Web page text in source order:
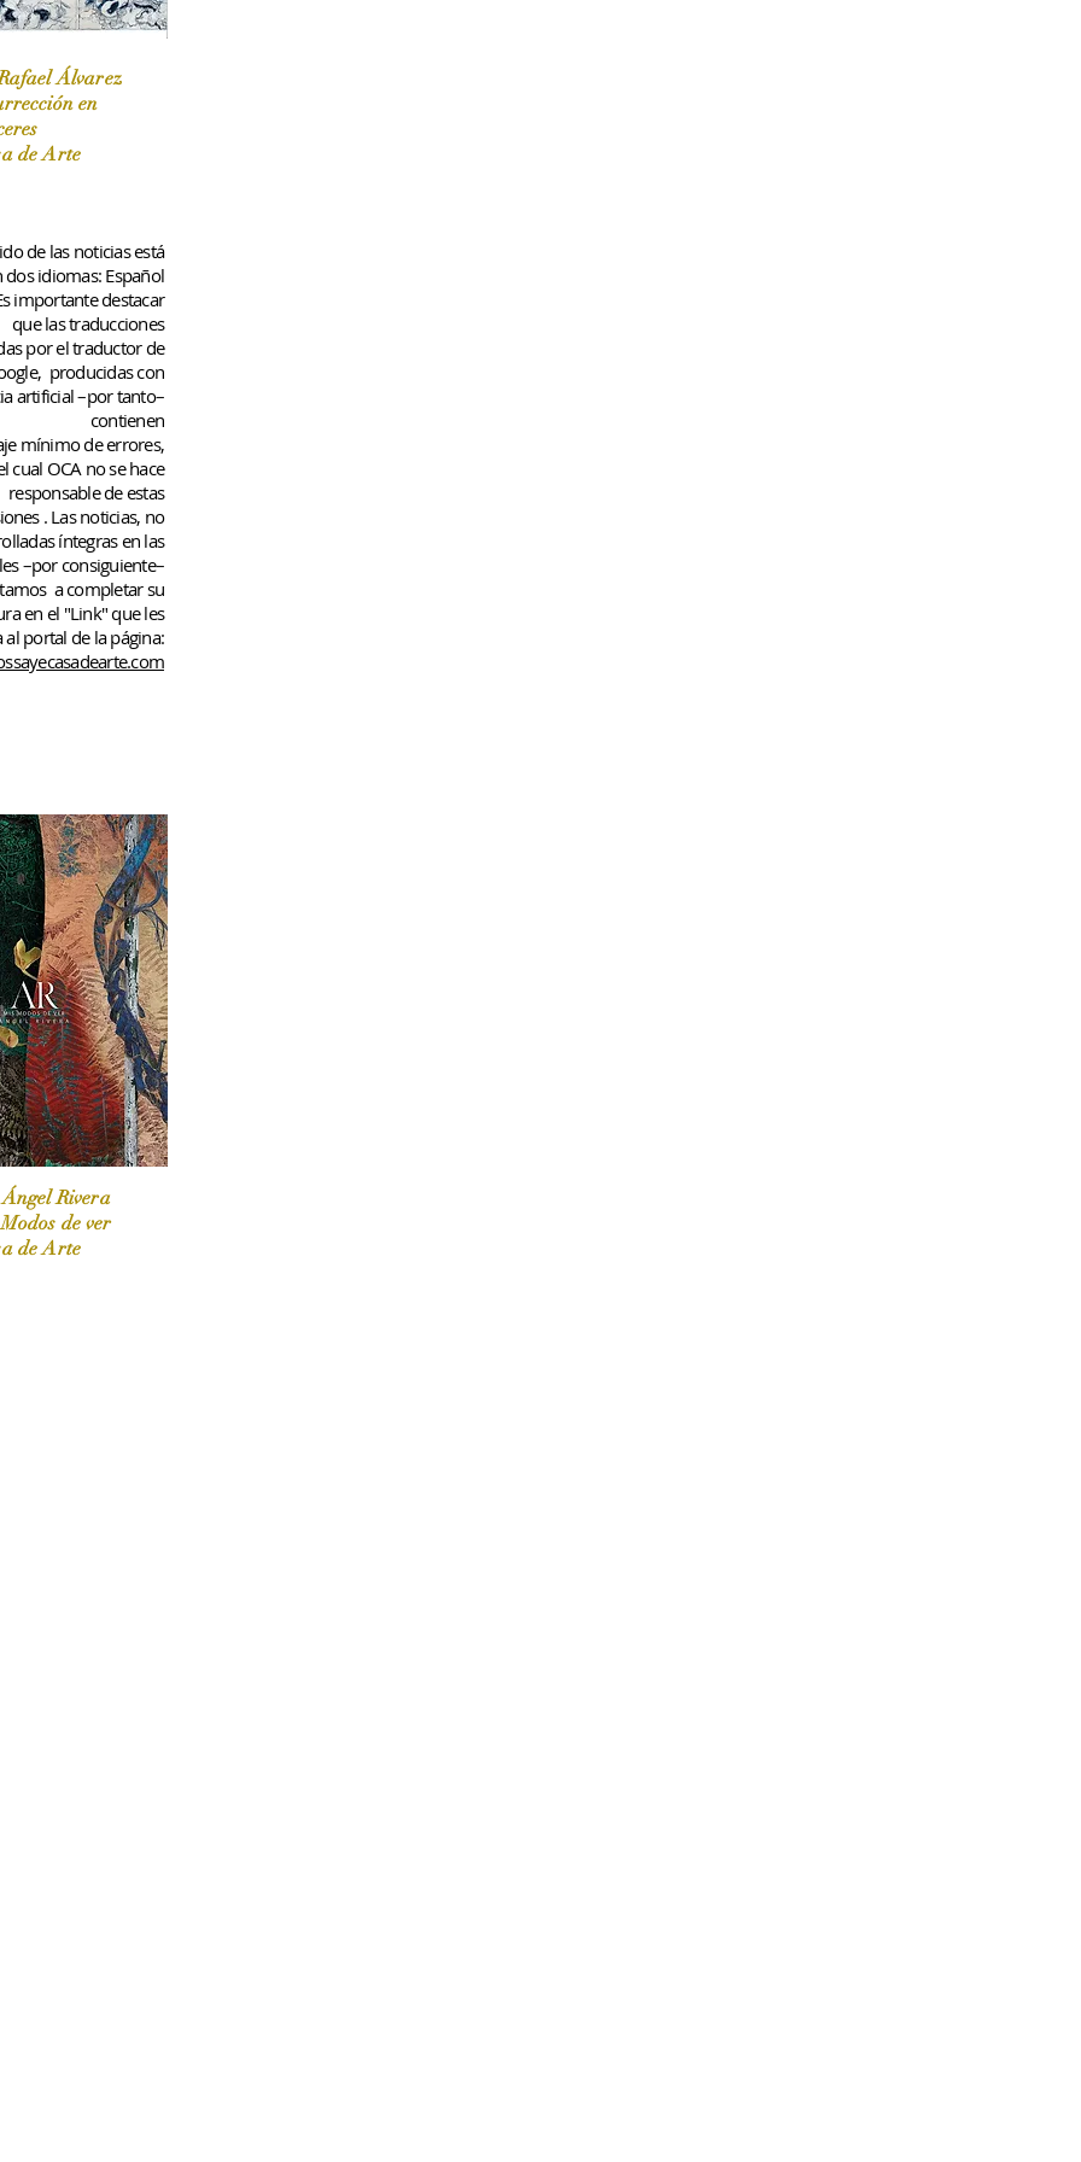
Rivera
de ver
de Arte
de las noticias está
dos idiomas: Español
importante destacar
que las traducciones
por el traductor de
producidas con
artificial –por tanto–
contienen
mínimode errores,
cual OCA no se hace
responsable de estas
. Las noticias, no
íntegras en las
–por consiguiente–
a completar su
en el "Link" que les
portal de la página:
/ Marzo-Abril / 2024
Álvarez
en
de Arte